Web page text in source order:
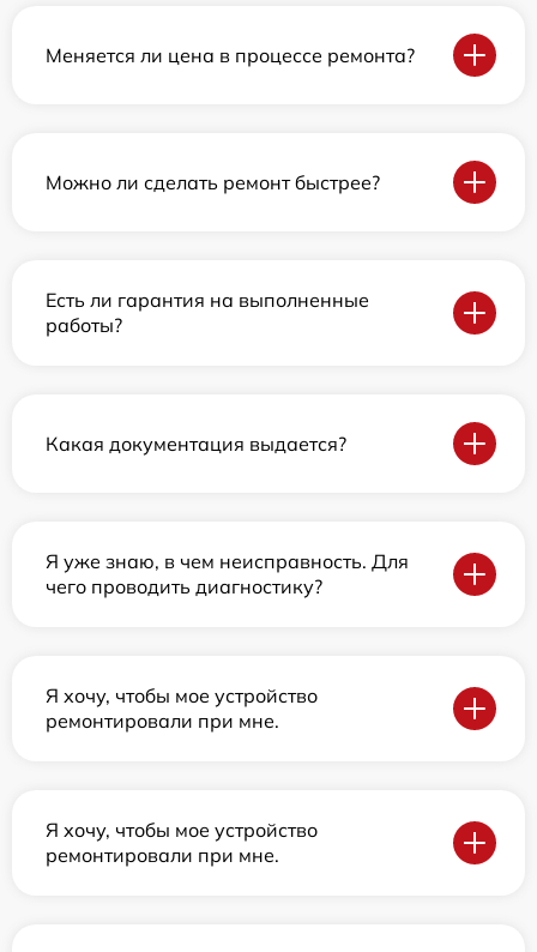
Меняется ли цена в процессе ремонта?
Можно ли сделать ремонт быстрее?
Есть ли гарантия на выполненные
работы?
Какая документация выдается?
Я уже знаю, в чем неисправность. Для
чего проводить диагностику?
Я хочу, чтобы мое устройство
ремонтировали при мне.
Я хочу, чтобы мое устройство
ремонтировали при мне.